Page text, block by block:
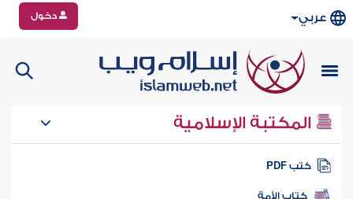
عربي دخول
المكتبة الإسلامية
كتب PDF